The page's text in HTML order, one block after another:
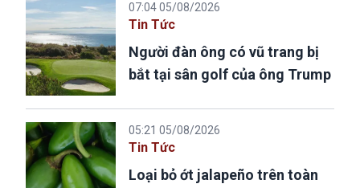
07:04 05/08/2026
Tin Tức
Người đàn ông có vũ trang bị
bắt tại sân golf của ông Trump
05:21 05/08/2026
Tin Tức
Loại bỏ ớt jalapeño trên toàn